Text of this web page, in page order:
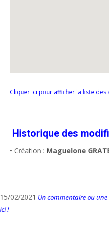
Cliquer ici pour afficher la liste
Historique des
• Création : Maguelone
15/02/2021 Un commentaire ou
ici !